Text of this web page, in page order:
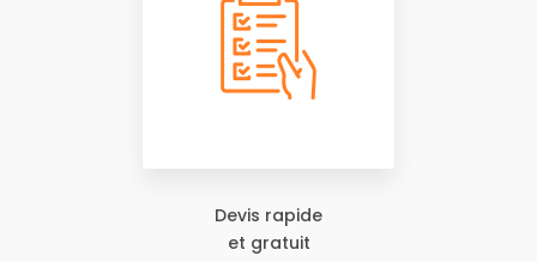
Devis rapide
et gratuit